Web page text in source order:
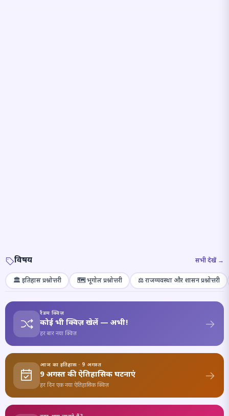
विषय सभी देखें →
🏛️ इतिहास प्रश्नोत्तरी 🗺️ भूगोल प्रश्नोत्तरी ⚖️ राजव्यवस्था और शासन प्रश्नोत्तरी
रैंडम क्विज़
कोई भी क्विज़ खेलें — अभी!
हर बार नया क्विज़
आज का इतिहास · 9 अगस्त
9 अगस्त की ऐतिहासिक घटनाएं
हर दिन एक नया ऐतिहासिक क्विज़